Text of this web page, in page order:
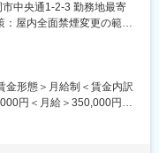
命保険を提供し継続的に
にあわせて「コンサルテ
績を拡大しています。保
中央通1-2-3 勤務地最寄
：屋内全面禁煙変更の範
ク含む）
金形態＞月給制＜賃金内訳
円＜月給＞350,000円～